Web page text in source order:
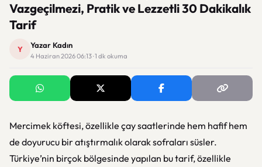
Vazgeçilmezi, Pratik ve Lezzetli 30 Dakikalık
Tarif
Y Yazar Kadın
4 Haziran 2026 06:13 · 1 dk okuma
Mercimek köftesi, özellikle çay saatlerinde hem hafif hem
de doyurucu bir atıştırmalık olarak sofraları süsler.
Türkiye’nin birçok bölgesinde yapılan bu tarif, özellikle